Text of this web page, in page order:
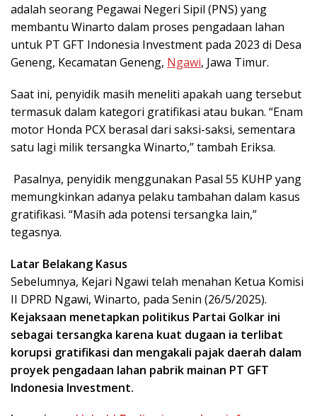
adalah seorang Pegawai Negeri Sipil (PNS) yang
membantu Winarto dalam proses pengadaan lahan
untuk PT GFT Indonesia Investment pada 2023 di Desa
Geneng, Kecamatan Geneng, Ngawi, Jawa Timur.
Saat ini, penyidik masih meneliti apakah uang tersebut
termasuk dalam kategori gratifikasi atau bukan. “Enam
motor Honda PCX berasal dari saksi-saksi, sementara
satu lagi milik tersangka Winarto,” tambah Eriksa.
Pasalnya, penyidik menggunakan Pasal 55 KUHP yang
memungkinkan adanya pelaku tambahan dalam kasus
gratifikasi. “Masih ada potensi tersangka lain,”
tegasnya.
Latar Belakang Kasus
Sebelumnya, Kejari Ngawi telah menahan Ketua Komisi
II DPRD Ngawi, Winarto, pada Senin (26/5/2025).
Kejaksaan menetapkan politikus Partai Golkar ini
sebagai tersangka karena kuat dugaan ia terlibat
korupsi gratifikasi dan mengakali pajak daerah dalam
proyek pengadaan lahan pabrik mainan PT GFT
Indonesia Investment.